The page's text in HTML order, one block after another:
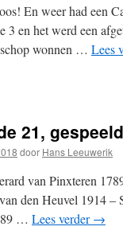
En weer had een
3 en het werd een
wonnen … Lees
21,
door Hans Leeuwerik
van Pinxteren
den Heuvel 1914
… Lees verder→